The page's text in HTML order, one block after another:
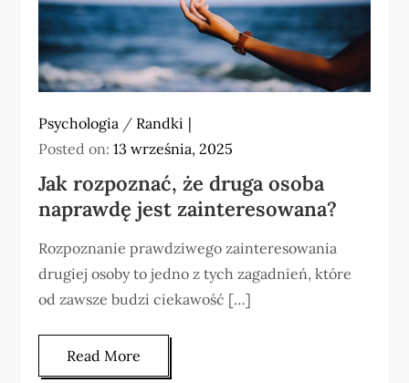
Psychologia / Randki
Posted on:13 września, 2025
Jak rozpoznać, że druga osoba
naprawdę jest zainteresowana?
Rozpoznanie prawdziwego zainteresowania
drugiej osoby to jedno z tych zagadnień, które
od zawsze budzi ciekawość […]
Read More